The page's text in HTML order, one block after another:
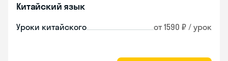
Китайский язык
Уроки китайского от 1590 ₽ / урок